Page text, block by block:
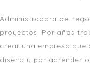
Administradora de
proyectos. Por años
crear una empresa
diseño y por aprender